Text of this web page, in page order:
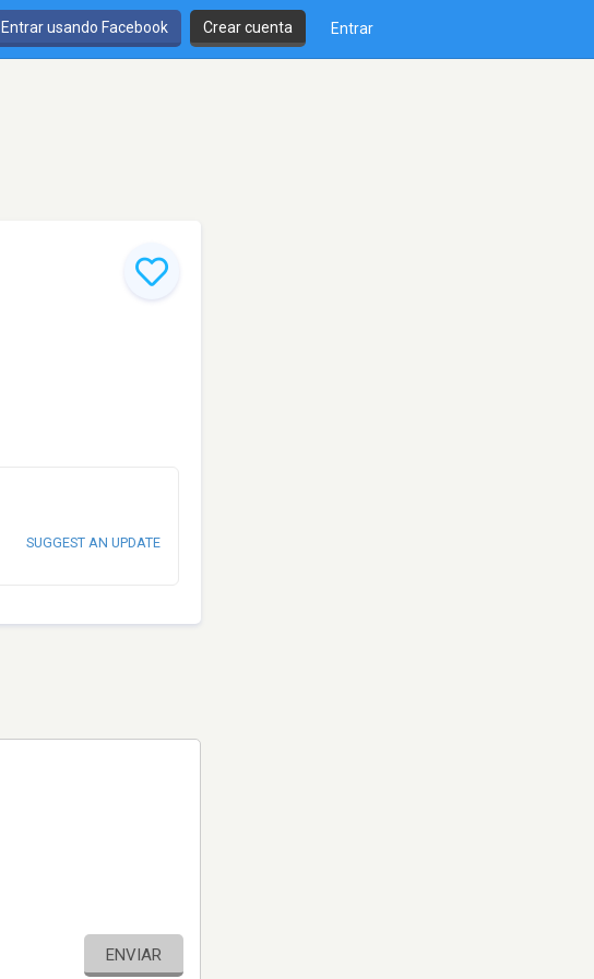
Entrar usando Facebook Crear cuenta Entrar
SUGGEST AN UPDATE
ENVIAR